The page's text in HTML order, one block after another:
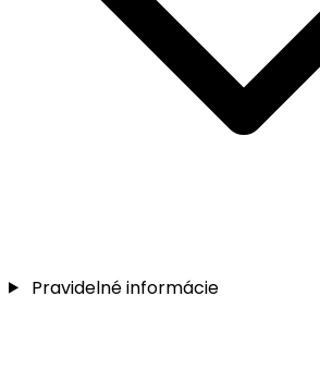
Pravidelné informácie